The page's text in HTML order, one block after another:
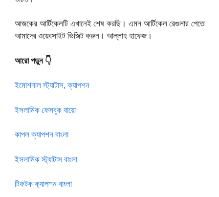
আজকের আর্টিকেলটি এখানেই শেষ করছি। এমন আর্টিকেল রেগুলার পেতে
আমাদের ওয়েবসাইট ভিজিট করুন। আল্লাহ হাফেজ।
আরো পড়ুন 👇
ইমোশনাল স্ট্যাটাস, ক্যাপশন
ইসলামিক ফেসবুক বায়ো
কাপল ক্যাপশন বাংলা
ইসলামিক স্ট্যাটাস বাংলা
টিকটক ক্যাপশন বাংলা